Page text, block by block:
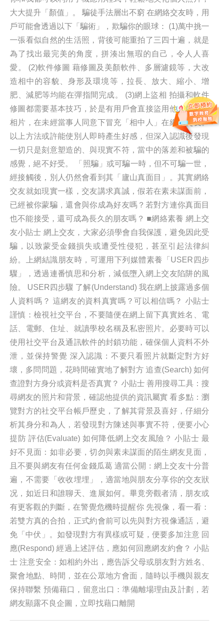
大大提升「顏值」。 騙徒手法層出不窮 在網絡交友時，用
戶可能會透過以下「騙術」，欺騙你的眼球： (1)萬中挑一
一張看似自然的生活照，背後可能重拍了三四十遍，就是
為了找出最完美的角度，拼湊出無瑕的自己，令人人喜
愛。 (2)軟件修圖 藉修圖及美顏軟件、多層濾鏡等，大改
造相中的容貌、身形及環境等，拉長、放大、縮小、增
肥、減肥等均能在彈指間完成。 (3)網上盜相 拍攝和軟件
修圖都需要基本技巧，於是有用戶會直接盜用他人的網上
相片，在未經當事人同意下冒充「相中人」在網上交友。
以上方法或許能使別人即時產生好感，但深入認識後發現
一切只是刻意塑造的、與現實不符，當中的落差和被騙的
感覺，絕不好受。 「照騙」或可騙一時，但不可騙一世，
經接觸後，別人仍然會看到其「廬山真面目」。其實網絡
交友就如現實一樣，交友講求真誠，假若在素未謀面前，
已經被你蒙騙，還會與你成為好友嗎？若對方連你真面目
也不能接受，還可成為長久的朋友嗎？ ■網絡素養 網上交
友小貼士 網上交友，大家必須學會自我保護，避免因此受
騙，以致蒙受金錢損失或遭受性侵犯，甚至引起法律糾
紛。上網結識朋友時，可運用下列媒體素養「USER四步
驟」，透過連番慎思和分析，減低墮入網上交友陷阱的風
險。 USER四步驟 了解(Understand) 我在網上披露過多個
人資料嗎？ 這網友的資料真實嗎？可以相信嗎？ 小貼士
謹慎：檢視社交平台，不要隨便在網上留下真實姓名、電
話、電郵、住址、就讀學校名稱及私密照片。必要時可以
使用社交平台及通訊軟件的封鎖功能，確保個人資料不外
泄，並保持警覺 深入認識：不要只看照片就斷定對方好
壞，多問問題，花時間確實地了解對方 追查(Search) 如何
查證對方身分或資料是否真實？ 小貼士 善用搜尋工具：搜
尋網友的照片和背景，確認他提供的資訊屬實 看多點：瀏
覽對方的社交平台帳戶歷史，了解其背景及喜好，仔細分
析其身分和為人，若發現對方陳述與事實不符，便要小心
提防 評估(Evaluate) 如何降低網上交友風險？ 小貼士 最
好不見面：如非必要，切勿與素未謀面的陌生網友見面，
且不要與網友有任何金錢瓜葛 適當公開：網上交友十分普
遍，不需要「收收埋埋」，適當地與朋友分享你的交友狀
况，如近日和誰聊天、進展如何。畢竟旁觀者清，朋友或
有更客觀的判斷，在警覺危機時提醒你 先視像，看一看：
若雙方真的合拍，正式約會前可以先與對方視像通話，避
免「中伏」。如發現對方有異樣或可疑，便要多加注意 回
應(Respond) 經過上述評估，應如何回應網友約會？ 小貼
士 注意安全：如相約外出，應告訴父母或朋友對方姓名、
聚會地點、時間，並在公眾地方會面，隨時以手機與親友
保持聯繫 預備藉口，留意出口：準備離場理由及計劃，若
網友顯露不良企圖，立即找藉口離開